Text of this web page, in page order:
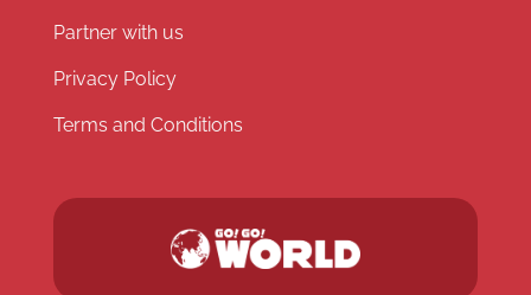
Partner with us
Privacy Policy
Terms and Conditions